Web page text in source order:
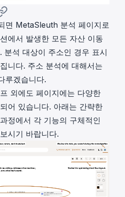
면 MetaSleuth 분석 페이지로
에서 발생한 모든 자산 이동
분석 대상이 주소인 경우 표시
니다. 주소 분석에 대해서는
루겠습니다.
외에도 페이지에는 다양한
어 있습니다. 아래는 간략한
정에서 각 기능의 구체적인
시기 바랍니다.